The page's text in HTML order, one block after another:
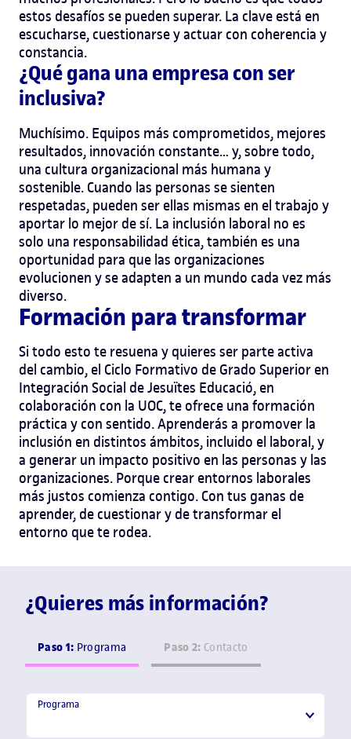
estos desafíos se pueden superar. La clave está en
escucharse, cuestionarse y actuar con coherencia y
constancia.
¿Qué gana una empresa con ser
inclusiva?
Muchísimo. Equipos más comprometidos, mejores
resultados, innovación constante… y, sobre todo,
una cultura organizacional más humana y
sostenible. Cuando las personas se sienten
respetadas, pueden ser ellas mismas en el trabajo y
aportar lo mejor de sí. La inclusión laboral no es
solo una responsabilidad ética, también es una
oportunidad para que las organizaciones
evolucionen y se adapten a un mundo cada vez más
diverso.
Formación para transformar
Si todo esto te resuena y quieres ser parte activa
del cambio, el Ciclo Formativo de Grado Superior en
Integración Social de Jesuïtes Educació, en
colaboración con la UOC, te ofrece una formación
práctica y con sentido. Aprenderás a promover la
inclusión en distintos ámbitos, incluido el laboral, y
a generar un impacto positivo en las personas y las
organizaciones. Porque crear entornos laborales
más justos comienza contigo. Con tus ganas de
aprender, de cuestionar y de transformar el
entorno que te rodea.
¿Quieres más información?
Paso 1: Programa Paso 2: Contacto
Programa
Programa